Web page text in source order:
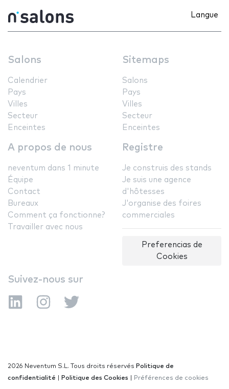
Langue
Salons
Calendrier
Pays
Villes
Secteur
Enceintes
Sitemaps
Salons
Pays
Villes
Secteur
Enceintes
A propos de nous
neventum dans 1 minute
Équipe
Contact
Bureaux
Comment ça fonctionne?
Travailler avec nous
Registre
Je construis des stands
Je suis une agence
d'hôtesses
J'organise des foires
commerciales
Preferencias de
Cookies
Suivez-nous sur
2026 Neventum S.L. Tous droits réservés Politique de
confidentialité
Politique des Cookies Préférences de cookies